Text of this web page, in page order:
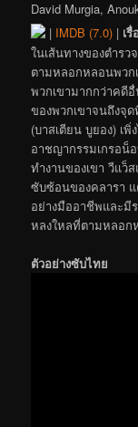
David Murgia,
| IMDB (7.0) | เ
ในเส้นทางของตำร
ตามหลอกหลอนพวก
พวกเขามากกว่าคดี
ของพวกเขาจนถึงจุ
(บาสเตียน บูยอง) เ
อาชญากรรมเกรอน็
ทำงานของเขา วีแ
ซับซ้อนของคลารา
อย่างมืออาชีพและมี
หลงใหลที่ตามหลอก
ตัวอย่างซับไทย